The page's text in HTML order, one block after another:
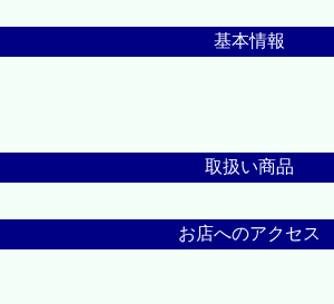
基本情報
取扱い商品
お店へのアクセス